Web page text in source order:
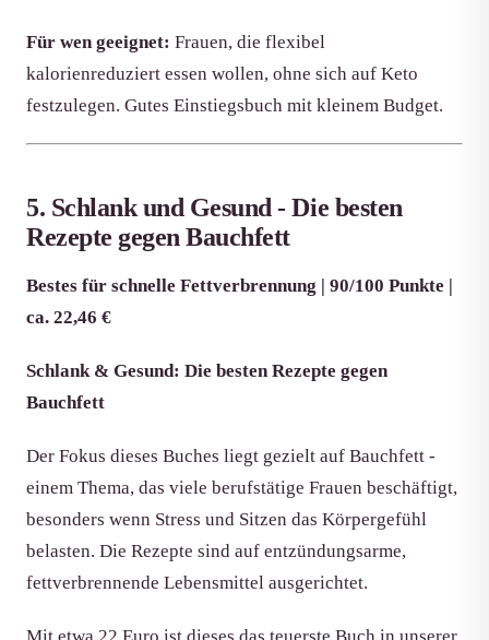
Für wen geeignet: Frauen, die flexibel
kalorienreduziert essen wollen, ohne sich auf Keto
festzulegen. Gutes Einstiegsbuch mit kleinem Budget.
5. Schlank und Gesund - Die besten
Rezepte gegen Bauchfett
Bestes für schnelle Fettverbrennung | 90/100 Punkte |
ca. 22,46 €
Schlank & Gesund: Die besten Rezepte gegen
Bauchfett
Der Fokus dieses Buches liegt gezielt auf Bauchfett -
einem Thema, das viele berufstätige Frauen beschäftigt,
besonders wenn Stress und Sitzen das Körpergefühl
belasten. Die Rezepte sind auf entzündungsarme,
fettverbrennende Lebensmittel ausgerichtet.